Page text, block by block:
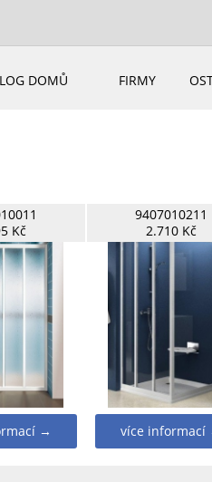
DOMŮ FIRMY
Kč
→
9407010211
2.710 Kč
více informací